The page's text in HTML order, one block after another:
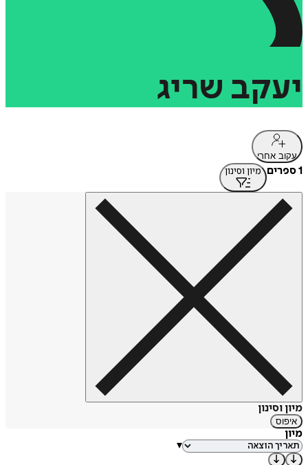
יעקב שריג
עקוב אחרי
1 ספרים מיון וסינון
מיון וסינון
איפוס
מיון
▾